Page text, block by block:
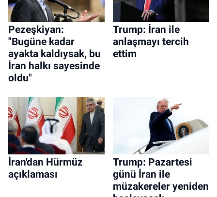
Pezeşkiyan:
"Bugüne kadar
ayakta kaldıysak, bu
İran halkı sayesinde
oldu"
Trump: İran ile
anlaşmayı tercih
ettim
İran'dan Hürmüz
açıklaması
Trump: Pazartesi
günü İran ile
müzakereler yeniden